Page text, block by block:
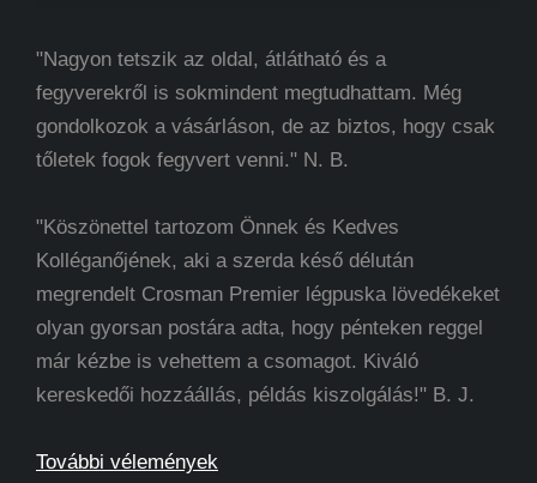
"Nagyon tetszik az oldal, átlátható és a
fegyverekről is sokmindent megtudhattam. Még
gondolkozok a vásárláson, de az biztos, hogy csak
tőletek fogok fegyvert venni." N. B.
"Köszönettel tartozom Önnek és Kedves
Kolléganőjének, aki a szerda késő délután
megrendelt Crosman Premier légpuska lövedékeket
olyan gyorsan postára adta, hogy pénteken reggel
már kézbe is vehettem a csomagot. Kiváló
kereskedői hozzáállás, példás kiszolgálás!" B. J.
További vélemények